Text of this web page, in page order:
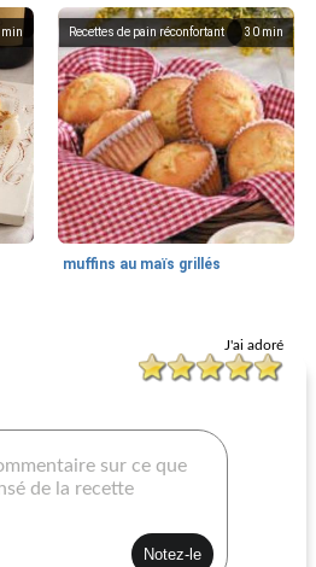
min 30min
Recettes de pain réconfortant
muffins au maïs grillés
J'ai adoré